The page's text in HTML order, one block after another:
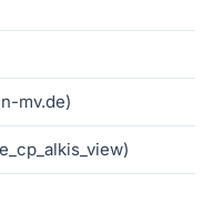
mv.de)